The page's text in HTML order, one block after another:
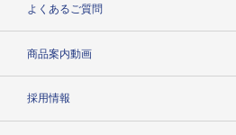
よくあるご質問
商品案内動画
採用情報